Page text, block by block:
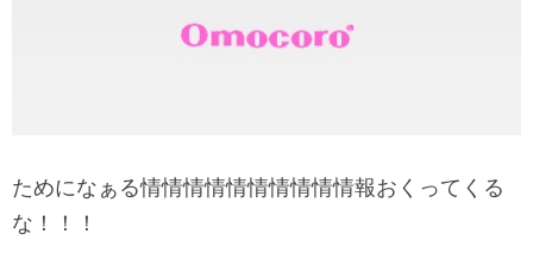
ためになぁる情情情情情情情情情情報おくってくる
な！！！